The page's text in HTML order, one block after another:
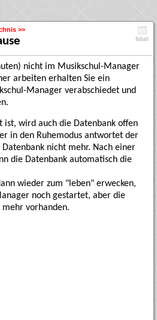
>>
Inhalt
nicht im Musikschul-Manager
arbeiten erhalten Sie ein
Manager verabschiedet und
ist, wird auch die Datenbank offen
in den Ruhemodus antwortet der
nicht mehr. Nach einer
die Datenbank automatisch die
wieder zum "leben" erwecken,
noch gestartet, aber die
vorhanden.